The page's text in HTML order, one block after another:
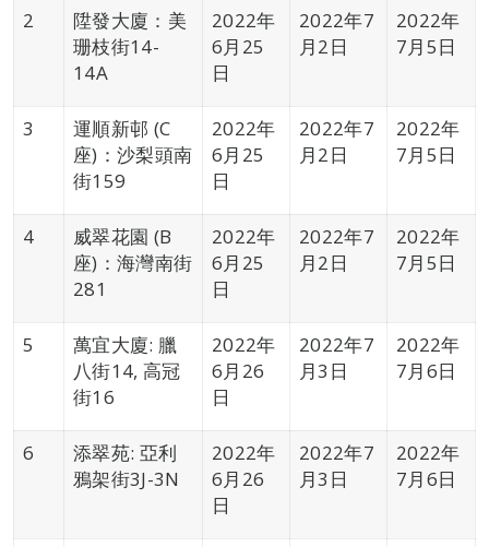
2
陞發大廈：美
珊枝街14-
14A
2022年
6月25
日
2022年7
月2日
2022年
7月5日
3
運順新邨 (C
座)：沙梨頭南
街159
2022年
6月25
日
2022年7
月2日
2022年
7月5日
4
威翠花園 (B
座)：海灣南街
281
2022年
6月25
日
2022年7
月2日
2022年
7月5日
5
萬宜大廈: 臘
八街14, 高冠
街16
2022年
6月26
日
2022年7
月3日
2022年
7月6日
6
添翠苑: 亞利
鴉架街3J-3N
2022年
6月26
日
2022年7
月3日
2022年
7月6日